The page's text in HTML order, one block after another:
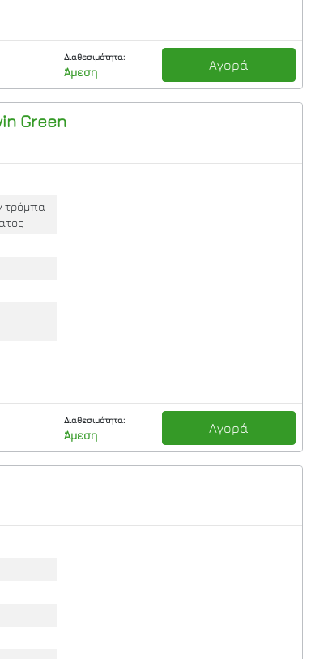
Διαθεσιμότητα:
Άμεση Αγορά
Green
τρόμπα
Διαθεσιμότητα:
Άμεση Αγορά